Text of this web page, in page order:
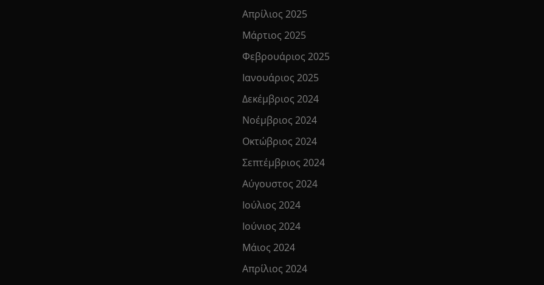
Απρίλιος 2025
Μάρτιος 2025
Φεβρουάριος 2025
Ιανουάριος 2025
Δεκέμβριος 2024
Νοέμβριος 2024
Οκτώβριος 2024
Σεπτέμβριος 2024
Αύγουστος 2024
Ιούλιος 2024
Ιούνιος 2024
Μάιος 2024
Απρίλιος 2024